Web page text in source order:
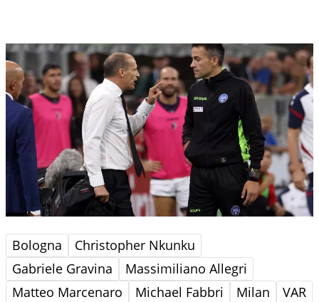
Bologna
Christopher Nkunku
Gabriele Gravina
Massimiliano Allegri
Matteo Marcenaro
Michael Fabbri Milan VAR